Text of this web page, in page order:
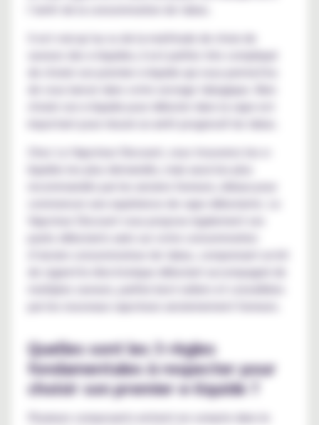
Il est vrai qu’au vu de la multitude de choix de
saveurs des e-liquides, il est parfois très compliqué
de choisir son premier e-liquide qui vous permettra
de vous lancer dans votre sevrage tabagique. Bien
choisir son e-liquide pour débuter dans la vape est
important pour réussir un arrêt progressif du tabac.
Chez Le Vapoteur Discount, vous trouverez les e-
liquides les plus demandés, mais aussi les plus
recommandés par les anciens fumeurs, idéaux pour
commencer une expérience de vape débutante. Le
Vapoteur Discount vous propose également ses
de cigarette électronique débutant accompagné de
Quelles sont les 3 règles
fondamentales à respecter pour
choisir son premier e-liquide ?
Plusieurs composants entrent en compte dans le